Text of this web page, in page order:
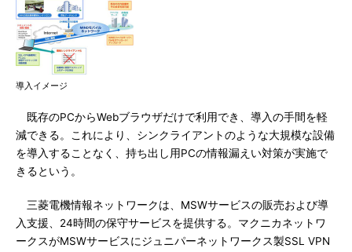
導入イメージ
既存のPCからWebブラウザだけで利用でき、導入の手間を軽
減できる。これにより、シンクライアントのような大規模な設備
を導入することなく、持ち出し用PCの情報漏えい対策が実施で
きるという。
三菱電機情報ネットワークは、MSWサービスの販売および導
入支援、24時間の保守サービスを提供する。マクニカネットワ
ークスがMSWサービスにジュニパーネットワークス製SSL VPN